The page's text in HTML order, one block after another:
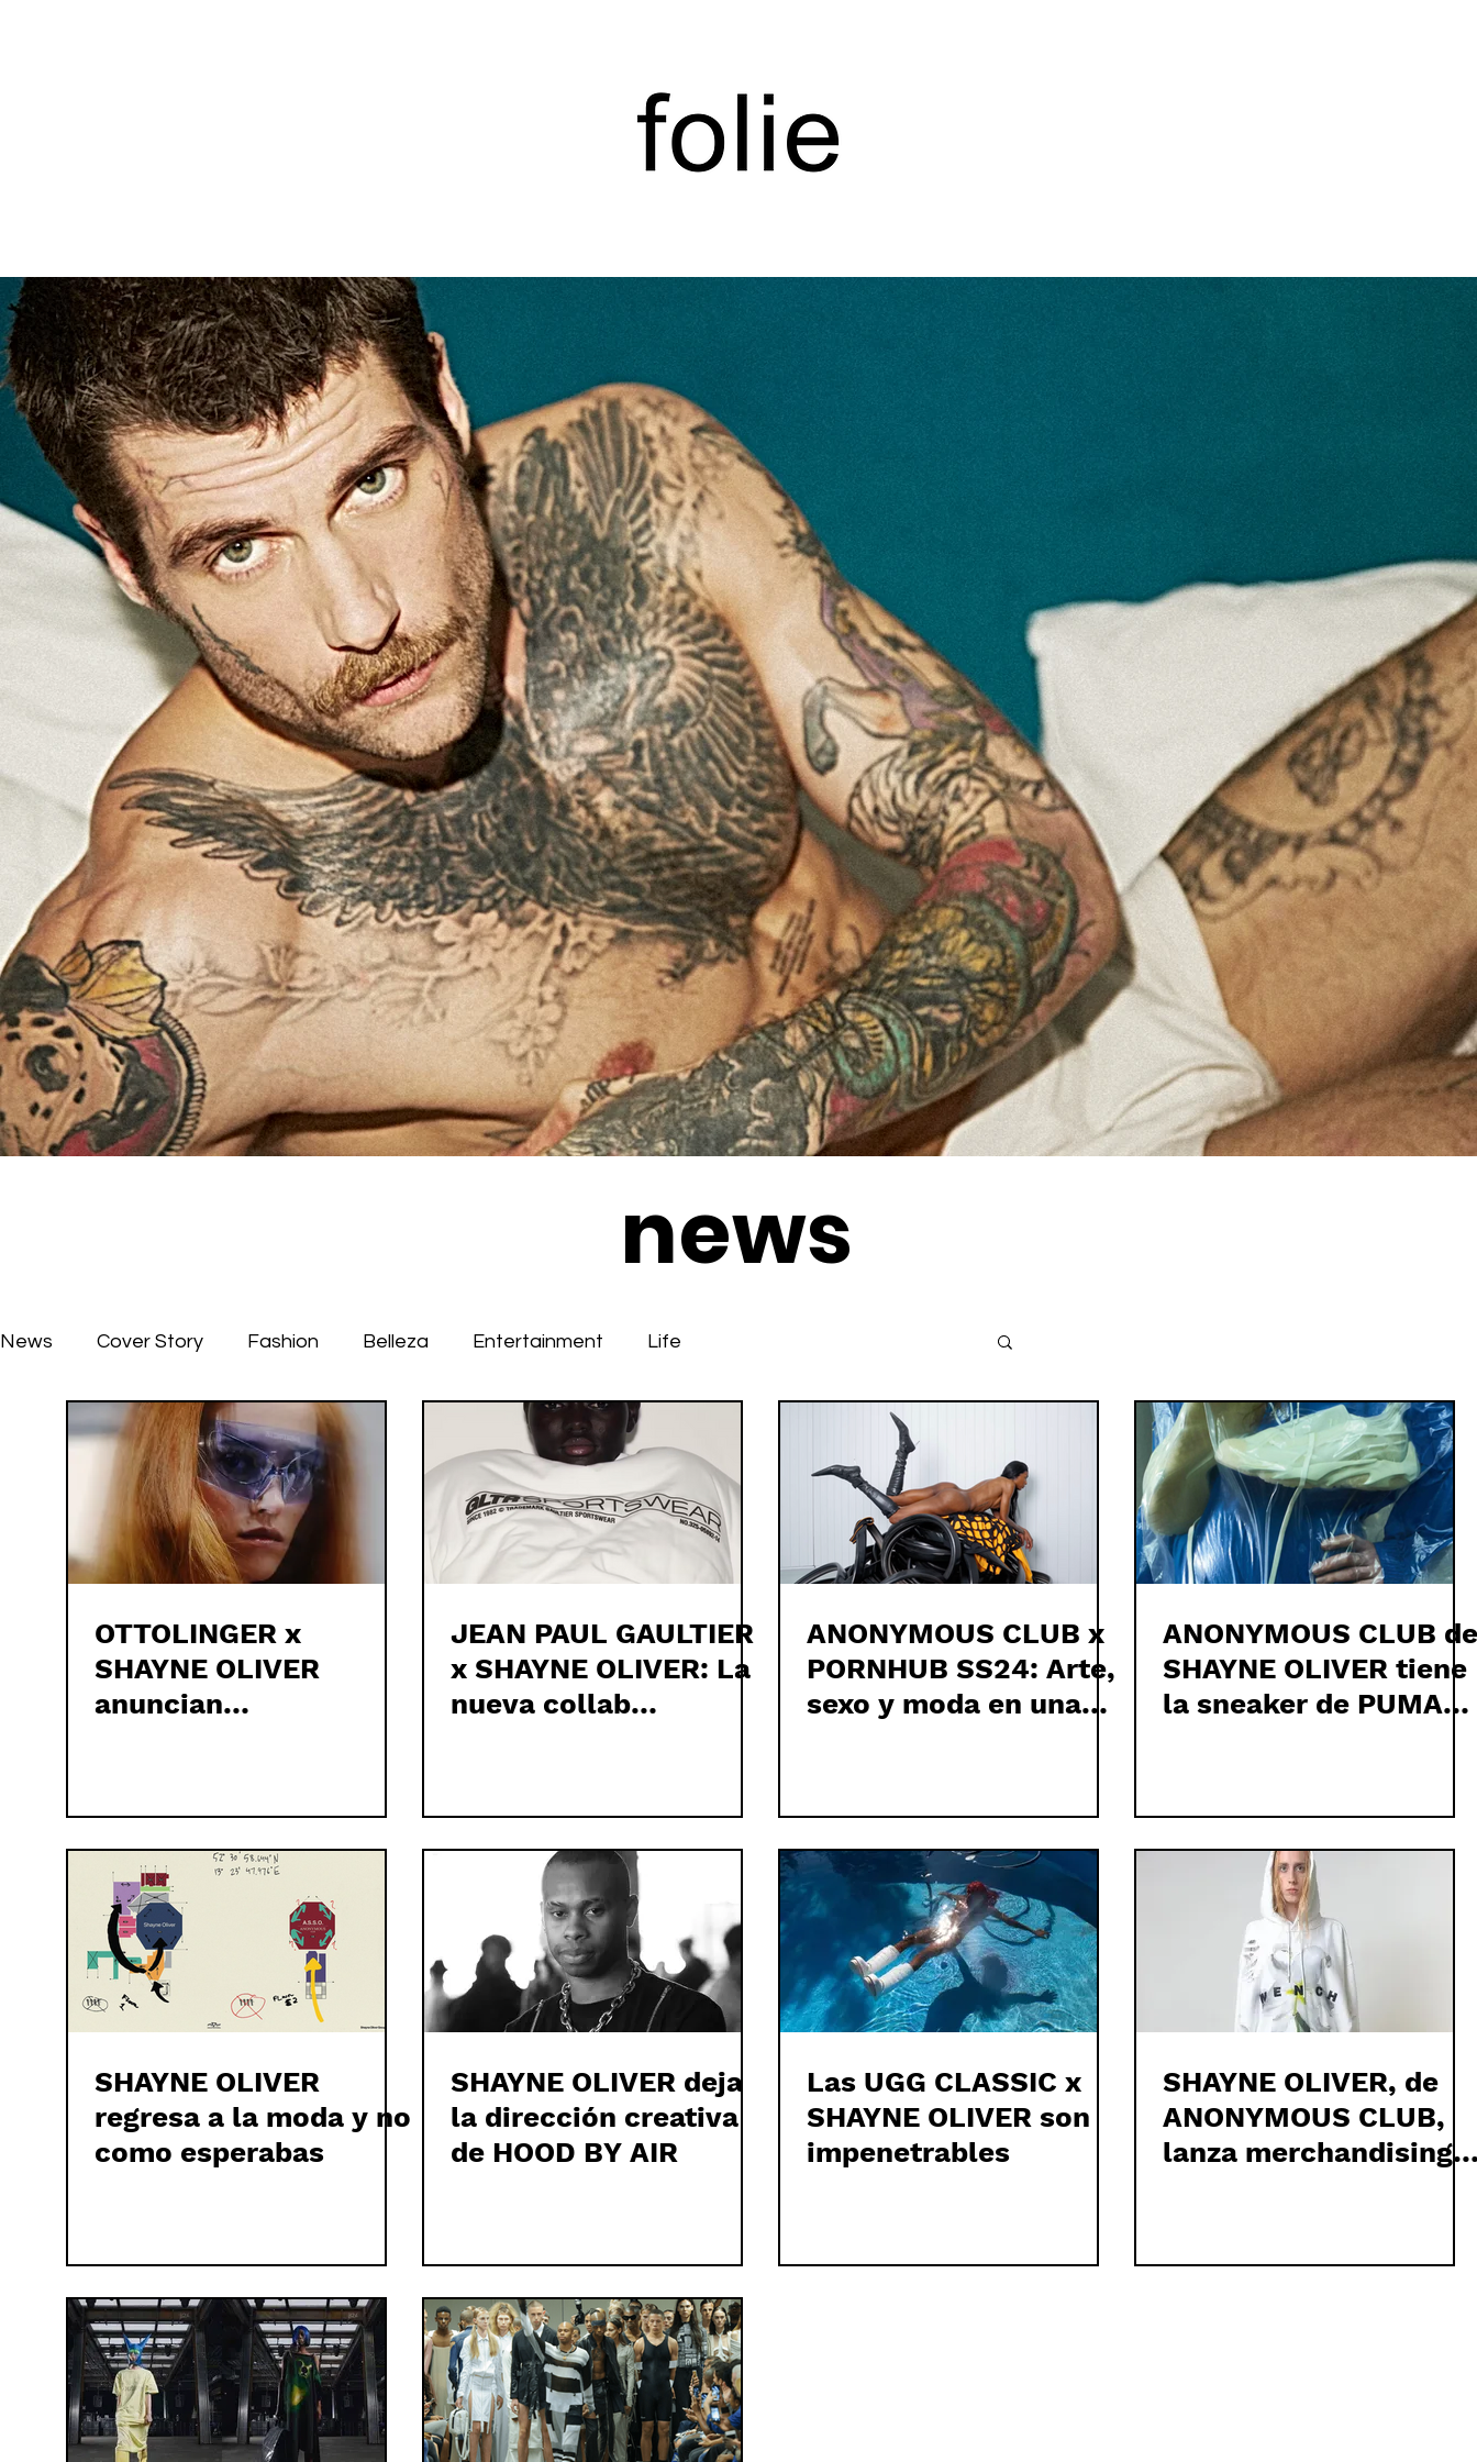
news
News Cover Story Fashion Belleza Entertainment Life
OTTOLINGER x
SHAYNE OLIVER
anuncian
JEAN PAUL GAULTIER
x SHAYNE OLIVER: La
nueva collab
ANONYMOUS CLUB x
PORNHUB SS24: Arte,
sexo y moda en una
ANONYMOUS CLUB de
SHAYNE OLIVER tiene
la sneaker de PUMA
SHAYNE OLIVER
regresa a la moda y no
como esperabas
SHAYNE OLIVER deja
la dirección creativa
de HOOD BY AIR
Las UGG CLASSIC x
SHAYNE OLIVER son
impenetrables
SHAYNE OLIVER, de
ANONYMOUS CLUB,
lanza merchandising